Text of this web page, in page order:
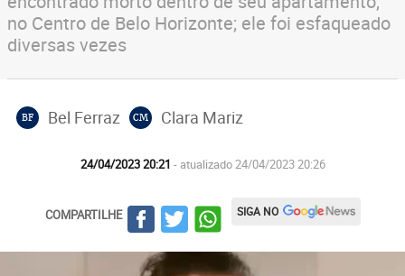
no Centro de Belo Horizonte; ele foi esfaqueado
diversas vezes
BF Bel Ferraz CM Clara Mariz
24/04/2023 20:21 - atualizado 24/04/2023 20:26
COMPARTILHE SIGA NO